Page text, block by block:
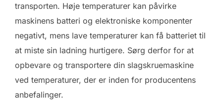
transporten. Høje temperaturer kan påvirke
maskinens batteri og elektroniske komponenter
negativt, mens lave temperaturer kan få batteriet til
at miste sin ladning hurtigere. Sørg derfor for at
opbevare og transportere din slagskruemaskine
ved temperaturer, der er inden for producentens
anbefalinger.